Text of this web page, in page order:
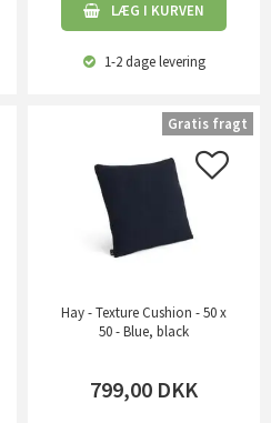
LÆG I KURVEN
1-2 dagelevering
Hay - Texture Cushion - 50 x
50 - Blue, black
799,00 DKK
Gratis fragt